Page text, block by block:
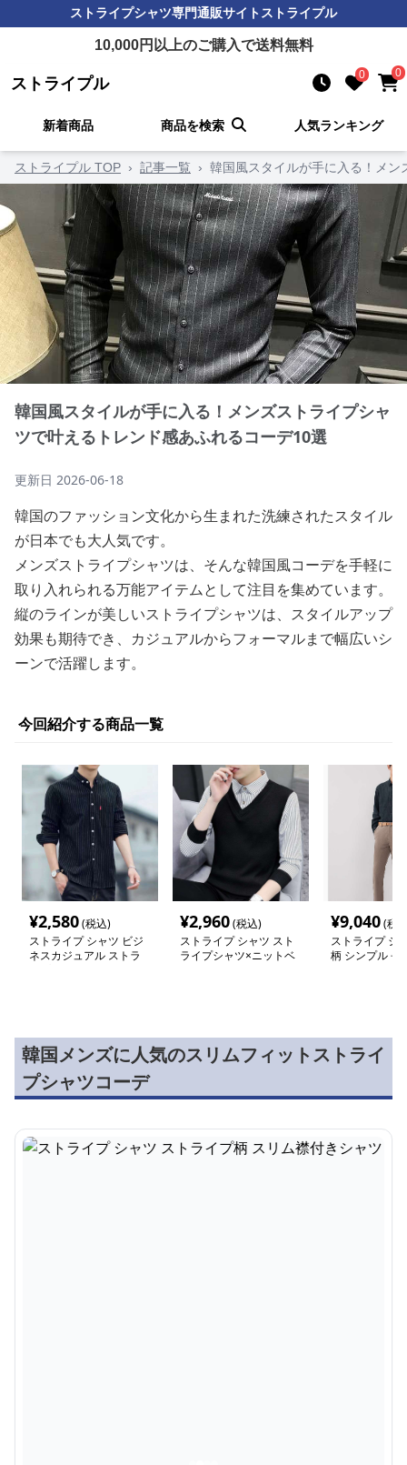
ストライプシャツ専門通販サイト ストライプル
10,000円以上のご購入で送料無料
ストライプル 0 0
新着商品 商品を検索 人気ランキング
ストライプル TOP › 記事一覧 › 韓国風スタイルが手に入る！メ
韓国風スタイルが手に入る！メンズストライプシャ
ツで叶えるトレンド感あふれるコーデ10選
更新日 2026-06-18
韓国のファッション文化から生まれた洗練されたスタイル
が日本でも大人気です。
メンズストライプシャツは、そんな韓国風コーデを手軽に
取り入れられる万能アイテムとして注目を集めています。
縦のラインが美しいストライプシャツは、スタイルアップ
効果も期待でき、カジュアルからフォーマルまで幅広いシ
ーンで活躍します。
今回紹介する商品一覧
¥2,580(税込)
ストライプ シャツ ビジ
ネスカジュアル ストラ
¥2,960(税込)
ストライプ シャツ スト
ライプシャツ×ニットベ
¥9,040(税
ストライプ シ
柄 シンプル 長
韓国メンズに人気のスリムフィットストライ
プシャツコーデ